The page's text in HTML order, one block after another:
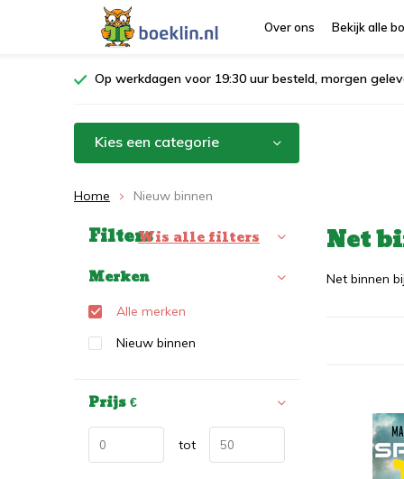
Over ons Bekijk alle
Op werkdagen voor 19:30 uur besteld, morgen
Kies een categorie
Home Nieuw binnen
Net
Net binnen
Sorteren op:
FiltersWis alle filters
Merken
Alle merken
Nieuw binnen
Prijs€
tot